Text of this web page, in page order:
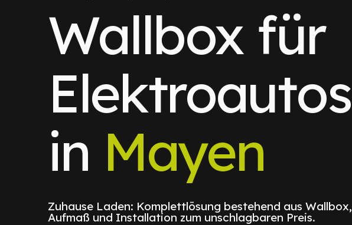
Wallbox für
Elektroautos
in Mayen
Zuhause Laden: Komplettlösung bestehend aus Wallbox,
Aufmaß und Installation zum unschlagbaren Preis.